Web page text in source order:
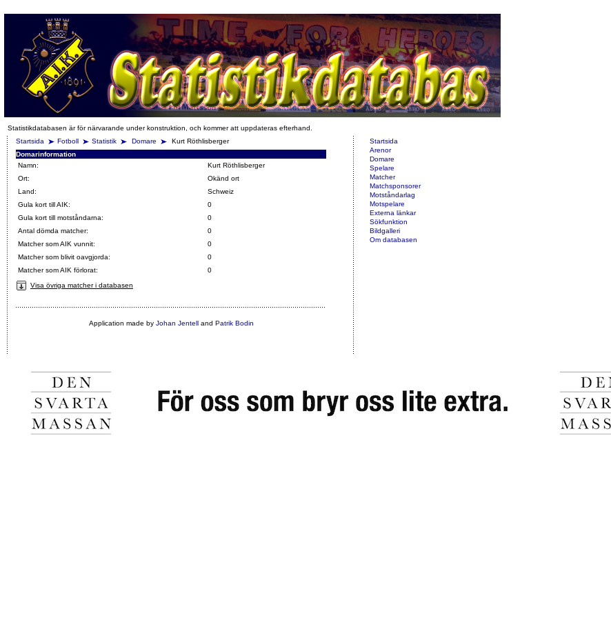
Statistikdatabasen är för närvarande under konstruktion, och kommer att uppdateras efterhand.
Startsida
Fotboll Statistik Domare
Kurt Röthlisberger
Domarinformation
Namn:
Kurt Röthlisberger
Ort:
Okänd ort
Land:
Schweiz
Gula kort till AIK:
0
Gula kort till motståndarna:
0
Antal dömda matcher:
0
Matcher som AIK vunnit:
0
Matcher som blivit oavgjorda:
0
Matcher som AIK förlorat:
0
Visa övriga matcher i databasen
Application made by Johan Jentelland Patrik Bodin
Startsida
Arenor
Domare
Spelare
Matcher
Matchsponsorer
Motståndarlag
Motspelare
Externa länkar
Sökfunktion
Bildgalleri
Om databasen